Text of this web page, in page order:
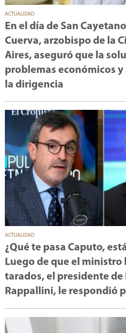
ACTUALIDAD
En el día de San
Cuerva, arzobispo de la
Aires, aseguró que la
problemas económicos y
la dirigencia
ACTUALIDAD
¿Qué te pasa Caputo,
Luego de que el ministro
tarados, el presidente de
Rappallini, le respondió